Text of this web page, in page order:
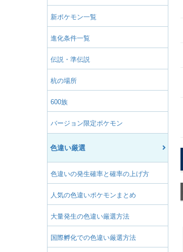
新ポケモン一覧
進化条件一覧
伝説・準伝説
杭の場所
600族
バージョン限定ポケモン
色違い厳選
色違いの発生確率と確率の上げ方
人気の色違いポケモンまとめ
大量発生の色違い厳選方法
国際孵化での色違い厳選方法